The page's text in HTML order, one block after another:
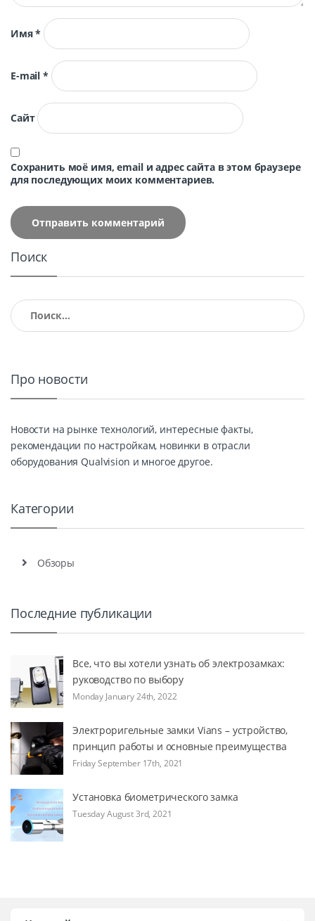
Имя*
E-mail*
Сайт
Сохранить моё имя, email и адрес сайта в этом браузере
для последующих моих комментариев.
Поиск
Найти:
Про новости
Новости на рынке технологий, интересные факты,
рекомендации по настройкам, новинки в отрасли
оборудования Qualvision и многое другое.
Категории
Обзоры
Последние публикации
Все, что вы хотели узнать об электрозамках:
руководство по выбору
Monday January 24th, 2022
Электроригельные замки Vians – устройство,
принцип работы и основные преимущества
Friday September 17th, 2021
Установка биометрического замка
Tuesday August 3rd, 2021